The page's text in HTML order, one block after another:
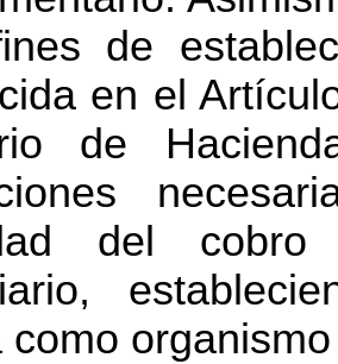
de
en el
de
del
como